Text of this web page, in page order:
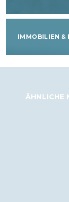
IMMOBILIEN &
ÄHNLICHE